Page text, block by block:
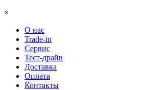
×
О нас
Trade-in
Сервис
Тест-драйв
Доставка
Оплата
Контакты